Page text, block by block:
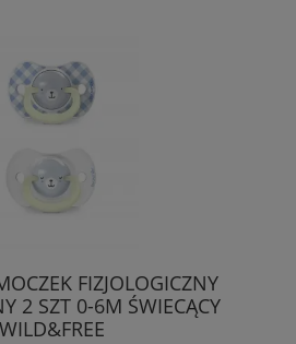
FIZJOLOGICZNY
2 SZT 0-6M ŚWIECĄCY
WILD&FREE